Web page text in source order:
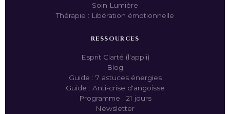
Soin Lumière
Thérapie : Libération émotionnelle
RESSOURCES
Esprit Clarté (l'appli)
Blog
Guide : 7 astuces énergies
Guide : Anti-crise d'angoisse
Programme : 21 jours
Newsletter